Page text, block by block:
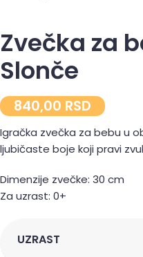
Zvečka za
Slonče
840,00 RSD
Igračka zvečka za bebu u
ljubičaste boje koji pravi
Dimenzije zvečke: 30 cm
Za uzrast: 0+
UZRAST